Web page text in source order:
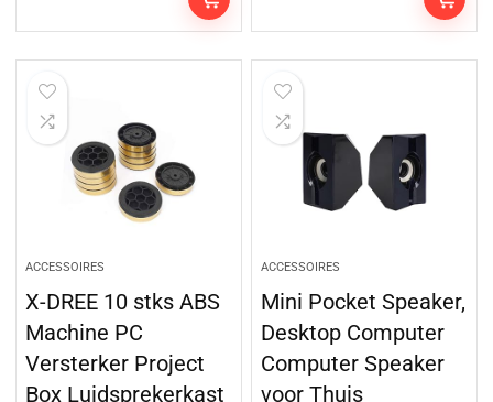
ACCESSOIRES
X-DREE 10 stks ABS
Machine PC
Versterker Project
Box Luidsprekerkast
ACCESSOIRES
Mini Pocket Speaker,
Desktop Computer
Computer Speaker
voor Thuis